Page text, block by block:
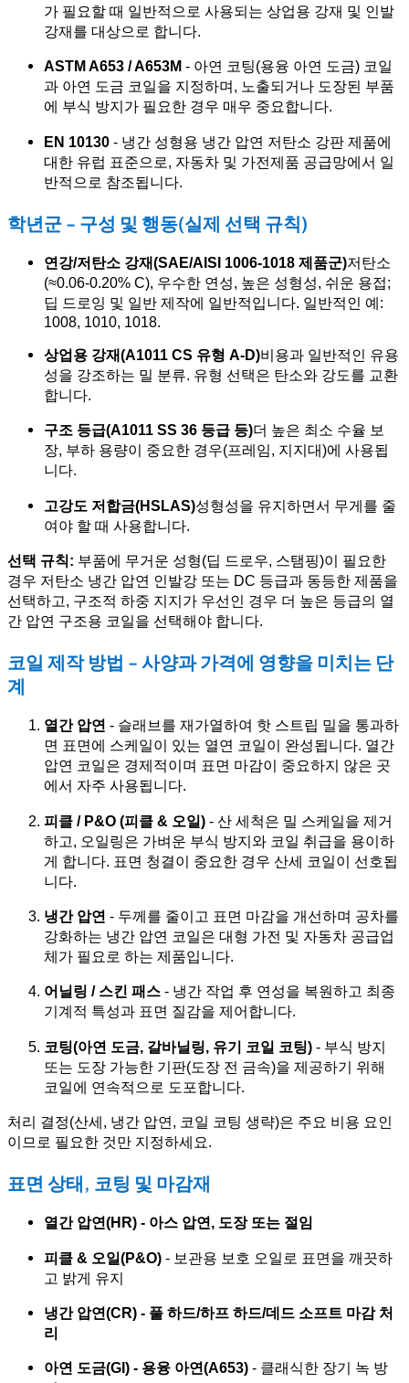
가 필요할 때 일반적으로 사용되는 상업용 강재 및 인발
강재를 대상으로 합니다.
ASTM A653 / A653M - 아연 코팅(용융 아연 도금) 코일
과 아연 도금 코일을 지정하며, 노출되거나 도장된 부품
에 부식 방지가 필요한 경우 매우 중요합니다.
EN 10130 - 냉간 성형용 냉간 압연 저탄소 강판 제품에
대한 유럽 표준으로, 자동차 및 가전제품 공급망에서 일
반적으로 참조됩니다.
학년군 - 구성 및 행동(실제 선택 규칙)
연강/저탄소 강재(SAE/AISI 1006-1018 제품군)저탄소
(≈0.06-0.20% C), 우수한 연성, 높은 성형성, 쉬운 용접;
딥 드로잉 및 일반 제작에 일반적입니다. 일반적인 예:
1008, 1010, 1018.
상업용 강재(A1011 CS 유형 A-D)비용과 일반적인 유용
성을 강조하는 밀 분류. 유형 선택은 탄소와 강도를 교환
합니다.
구조 등급(A1011 SS 36 등급 등)더 높은 최소 수율 보
장, 부하 용량이 중요한 경우(프레임, 지지대)에 사용됩
니다.
고강도 저합금(HSLAS)성형성을 유지하면서 무게를 줄
여야 할 때 사용합니다.
선택 규칙: 부품에 무거운 성형(딥 드로우, 스탬핑)이 필요한
경우 저탄소 냉간 압연 인발강 또는 DC 등급과 동등한 제품을
선택하고, 구조적 하중 지지가 우선인 경우 더 높은 등급의 열
간 압연 구조용 코일을 선택해야 합니다.
코일 제작 방법 - 사양과 가격에 영향을 미치는 단
계
열간 압연 - 슬래브를 재가열하여 핫 스트립 밀을 통과하
면 표면에 스케일이 있는 열연 코일이 완성됩니다. 열간
압연 코일은 경제적이며 표면 마감이 중요하지 않은 곳
에서 자주 사용됩니다.
피클 / P&O (피클 & 오일) - 산 세척은 밀 스케일을 제거
하고, 오일링은 가벼운 부식 방지와 코일 취급을 용이하
게 합니다. 표면 청결이 중요한 경우 산세 코일이 선호됩
니다.
냉간 압연 - 두께를 줄이고 표면 마감을 개선하며 공차를
강화하는 냉간 압연 코일은 대형 가전 및 자동차 공급업
체가 필요로 하는 제품입니다.
어닐링 / 스킨 패스 - 냉간 작업 후 연성을 복원하고 최종
기계적 특성과 표면 질감을 제어합니다.
코팅(아연 도금, 갈바닐링, 유기 코일 코팅) - 부식 방지
또는 도장 가능한 기판(도장 전 금속)을 제공하기 위해
코일에 연속적으로 도포합니다.
처리 결정(산세, 냉간 압연, 코일 코팅 생략)은 주요 비용 요인
이므로 필요한 것만 지정하세요.
표면 상태, 코팅 및 마감재
열간 압연(HR) - 아스 압연, 도장 또는 절임
피클 & 오일(P&O) - 보관용 보호 오일로 표면을 깨끗하
고 밝게 유지
냉간 압연(CR) - 풀 하드/하프 하드/데드 소프트 마감 처
리
아연 도금(GI) - 용융 아연(A653) - 클래식한 장기 녹 방